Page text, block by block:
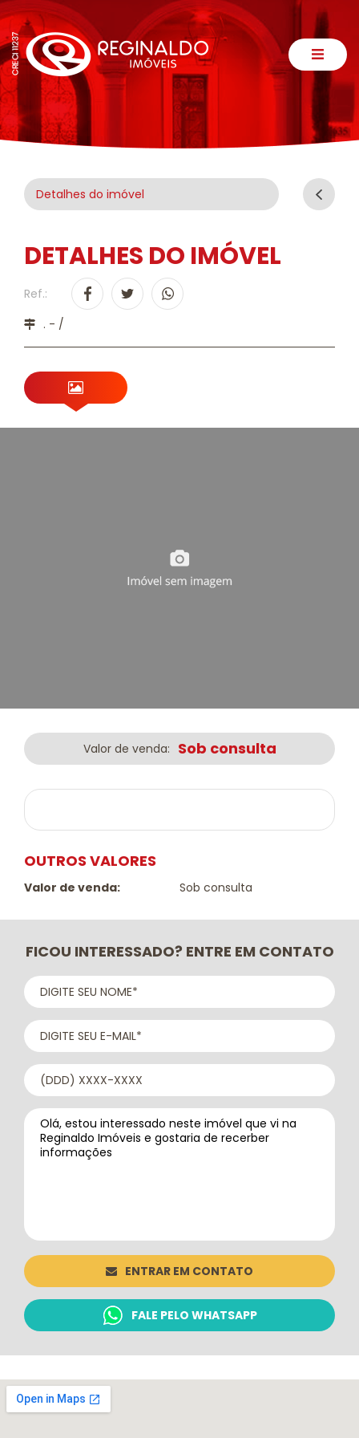
Detalhes do imóvel
DETALHES DO IMÓVEL
Ref.:
. - /
Valor de venda: Sob consulta
OUTROS VALORES
Valor de venda: Sob consulta
FICOU INTERESSADO? ENTRE EM CONTATO
ENTRAR EM CONTATO
FALE PELO WHATSAPP